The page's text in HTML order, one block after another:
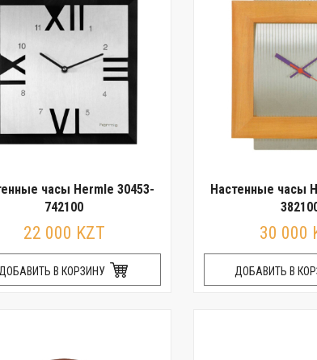
часы Hermle 30453-
742100
22 000 KZT
В КОРЗИНУ
Настенные часы
30 000
ДОБАВИТЬ В